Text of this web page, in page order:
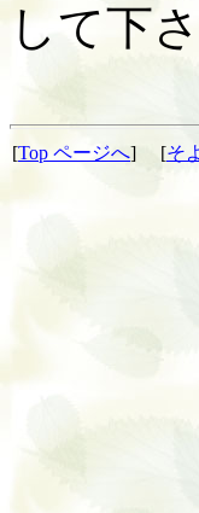
して下
[Top ページへ] [そ